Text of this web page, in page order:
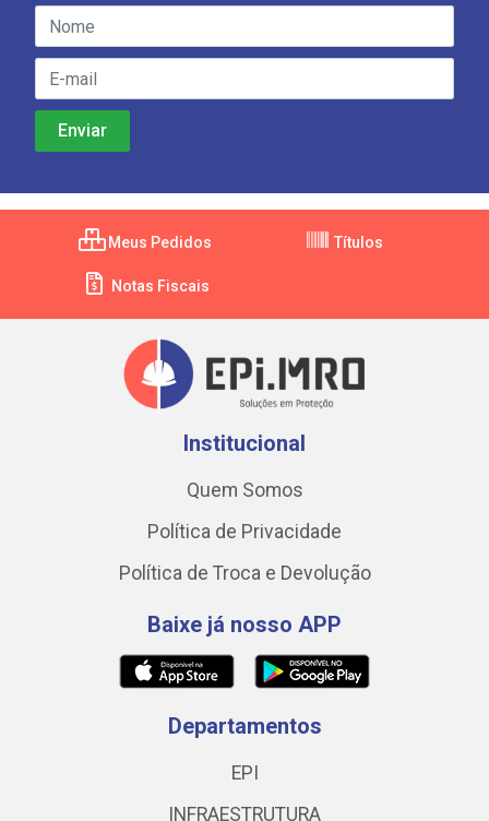
Meus Pedidos Títulos
Notas Fiscais
Institucional
Quem Somos
Política de Privacidade
Política de Troca e Devolução
Baixe já nosso APP
Departamentos
EPI
INFRAESTRUTURA